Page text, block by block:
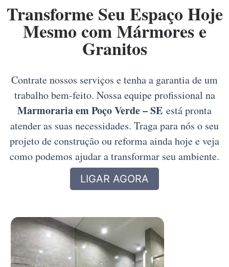
Transforme Seu Espaço Hoje
Mesmo com Mármores e
Granitos
Contrate nossos serviços e tenha a garantia de um
trabalho bem-feito. Nossa equipe profissional na
Marmoraria em Poço Verde – SE está pronta
atender as suas necessidades. Traga para nós o seu
projeto de construção ou reforma ainda hoje e veja
como podemos ajudar a transformar seu ambiente.
LIGAR AGORA